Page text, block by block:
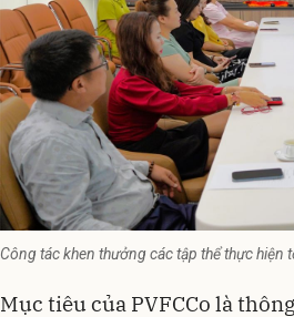
Công tác khen thưởng các tập thể thực hiện
Mục tiêu của PVFCCo là